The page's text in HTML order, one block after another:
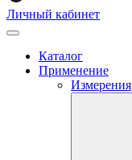
Личный кабинет
Каталог
Применение
Измерения